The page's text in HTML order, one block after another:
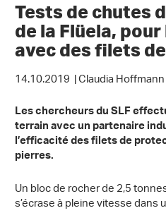
Tests de chutes
de la Flüela,
avec des filets
14.10.2019 | Claudia
Les chercheurs du SLF
terrain avec un partenaire
l’efficacité des filets de
pierres.
Un bloc de rocher de 2,5
s’écrase à pleine vitesse